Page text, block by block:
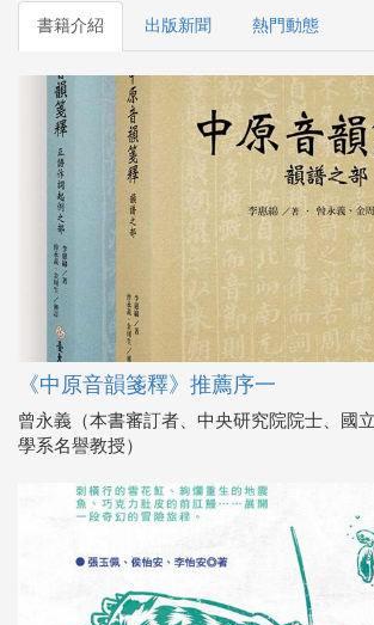
書籍介紹 出版新聞 熱門動態
《中原音韻箋釋》推薦序一
曾永義（本書審訂者、中央研究院院士、國
學系名譽教授）